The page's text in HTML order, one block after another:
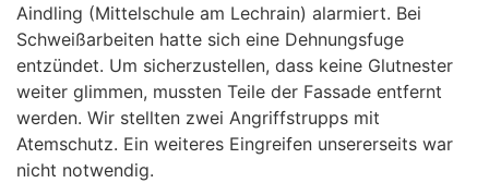
Aindling (Mittelschule am Lechrain) alarmiert. Bei
Schweißarbeiten hatte sich eine Dehnungsfuge
entzündet. Um sicherzustellen, dass keine Glutnester
weiter glimmen, mussten Teile der Fassade entfernt
werden. Wir stellten zwei Angriffstrupps mit
Atemschutz. Ein weiteres Eingreifen unsererseits war
nicht notwendig.